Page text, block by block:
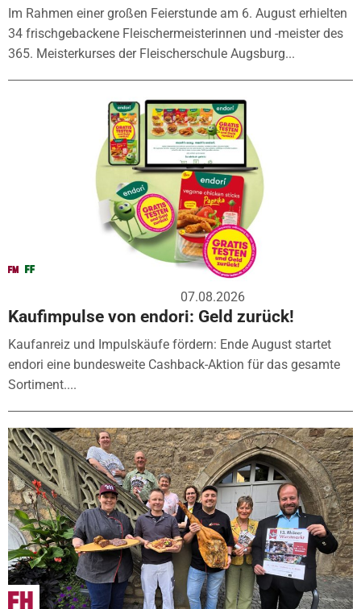
Im Rahmen einer großen Feierstunde am 6. August erhielten
34 frischgebackene Fleischermeisterinnen und -meister des
365. Meisterkurses der Fleischerschule Augsburg...
07.08.2026
Kaufimpulse von endori: Geld zurück!
Kaufanreiz und Impulskäufe fördern: Ende August startet
endori eine bundesweite Cashback-Aktion für das gesamte
Sortiment....